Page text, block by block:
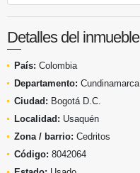
Detalles del inmueble
País: Colombia
Departamento: Cundinamarca
Ciudad: Bogotá D.C.
Localidad: Usaquén
Zona / barrio: Cedritos
Código: 8042064